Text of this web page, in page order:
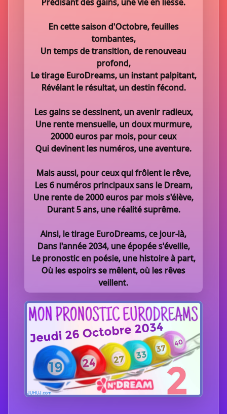
En cette saison d'Octobre, feuilles
tombantes,
Un temps de transition, de renouveau
profond,
Le tirage EuroDreams, un instant palpitant,
Révélant le résultat, un destin fécond.
Les gains se dessinent, un avenir radieux,
Une rente mensuelle, un doux murmure,
20000 euros par mois, pour ceux
Qui devinent les numéros, une aventure.
Mais aussi, pour ceux qui frôlent le rêve,
Les 6 numéros principaux sans le Dream,
Une rente de 2000 euros par mois s'élève,
Durant 5 ans, une réalité suprême.
Ainsi, le tirage EuroDreams, ce jour-là,
Dans l'année 2034, une épopée s'éveille,
Le pronostic en poésie, une histoire à part,
Où les espoirs se mêlent, où les rêves
veillent.